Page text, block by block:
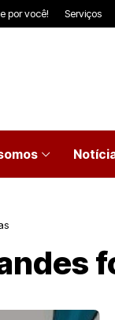
por você! Serviços